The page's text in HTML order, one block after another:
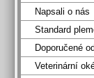
Napsali o nás
Standard
Doporučené
Veterinární